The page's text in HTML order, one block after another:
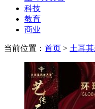
科技
教育
商业
当前位置： 首页 > 土耳